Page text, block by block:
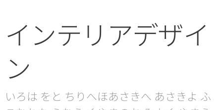
インテリアデザイ
ン
いろは をと ちりへほあさきへ あさきよ ふ